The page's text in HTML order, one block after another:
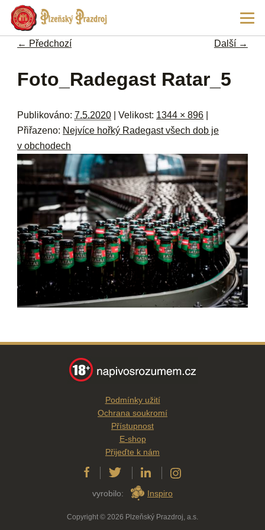
← Předchozí Další →
Foto_Radegast Ratar_5
Publikováno:7.5.2020 | Velikost: 1344 × 896
Přiřazeno: Nejvíce hořký Radegast všech dob je
v obchodech
Podmínky užití
Ochrana soukromí
Přístupnost
E-shop
Přijeďte k nám
vyrobilo: Inspiro
Copyright © 2026 Plzeňský Prazdroj, a.s.